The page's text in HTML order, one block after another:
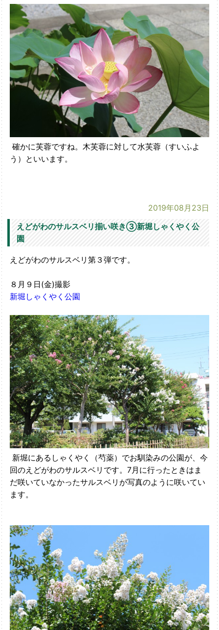
確かに芙蓉ですね。木芙蓉に対して水芙蓉（すいふよ
う）といいます。
2019年08月23日
えどがわのサルスベリ揃い咲き③新堀しゃくやく公
園
えどがわのサルスベリ第３弾です。
８月９日(金)撮影
新堀しゃくやく公園
新堀にあるしゃくやく（芍薬）でお馴染みの公園が、今
回のえどがわのサルスベリです。7月に行ったときはま
だ咲いていなかったサルスベリが写真のように咲いてい
ます。